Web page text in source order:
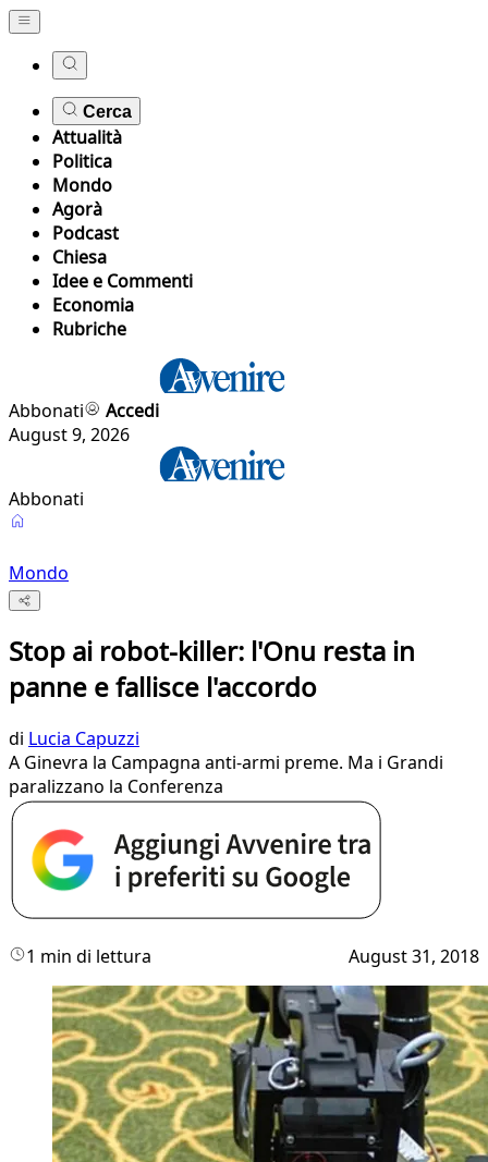
Cerca
Attualità
Politica
Mondo
Agorà
Podcast
Chiesa
Idee e Commenti
Economia
Rubriche
Abbonati
Accedi
August 9, 2026
Abbonati
Mondo
Stop ai robot-killer: l'Onu resta in
panne e fallisce l'accordo
di Lucia Capuzzi
A Ginevra la Campagna anti-armi preme. Ma i Grandi
paralizzano la Conferenza
1 min di lettura August 31, 2018